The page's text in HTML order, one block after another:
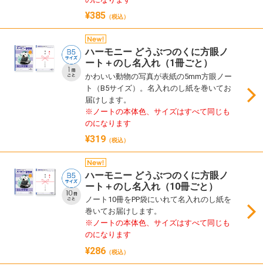
¥385 （税込）
ハーモニー どうぶつのくに方眼ノ
ート＋のし名入れ（1冊ごと）
かわいい動物の写真が表紙の5mm方眼ノー
ト（B5サイズ）。名入れのし紙を巻いてお
届けします。
※ノートの本体色、サイズはすべて同じも
のになります
¥319 （税込）
ハーモニー どうぶつのくに方眼ノ
ート＋のし名入れ（10冊ごと）
ノート10冊をPP袋にいれて名入れのし紙を
巻いてお届けします。
※ノートの本体色、サイズはすべて同じも
のになります
¥286 （税込）